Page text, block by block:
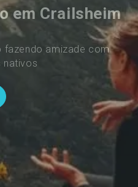
em Crailsheim
fazendo amizade com
nativos